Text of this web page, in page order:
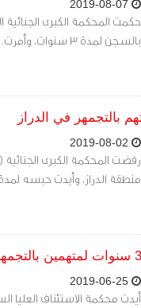
بالسجن لمدة 3 سنوات، وأمرت.
رفضت المحكمة الكبرى
منطقة الدراز، وأيدت حبسه لمدة 6 أشهر عما أسند إليه من